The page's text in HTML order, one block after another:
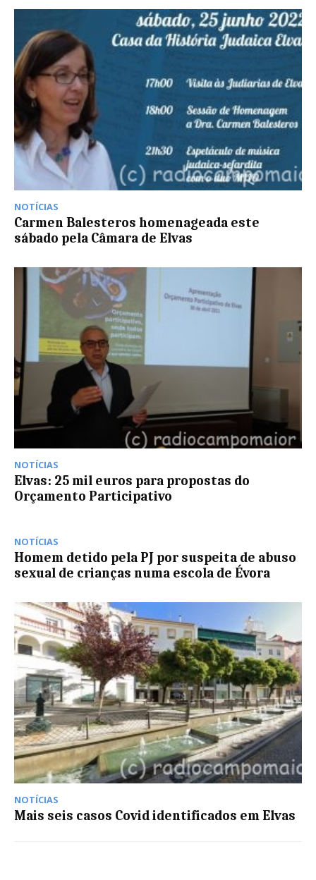
NOTÍCIAS
Carmen Balesteros homenageada este
sábado pela Câmara de Elvas
NOTÍCIAS
Elvas: 25 mil euros para propostas do
Orçamento Participativo
NOTÍCIAS
Homem detido pela PJ por suspeita de abuso
sexual de crianças numa escola de Évora
NOTÍCIAS
Mais seis casos Covid identificados em Elvas